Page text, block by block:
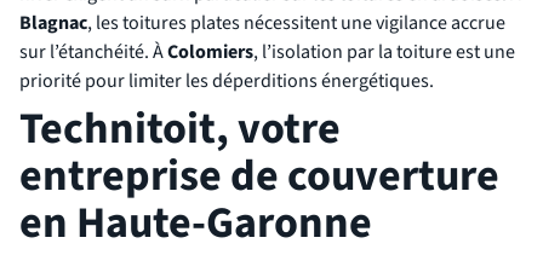
Blagnac, les toitures plates nécessitent une vigilance accrue
sur l’étanchéité. ÀColomiers, l’isolation par la toiture est une
priorité pour limiter les déperditions énergétiques.
Technitoit, votre
entreprise de couverture
en Haute-Garonne